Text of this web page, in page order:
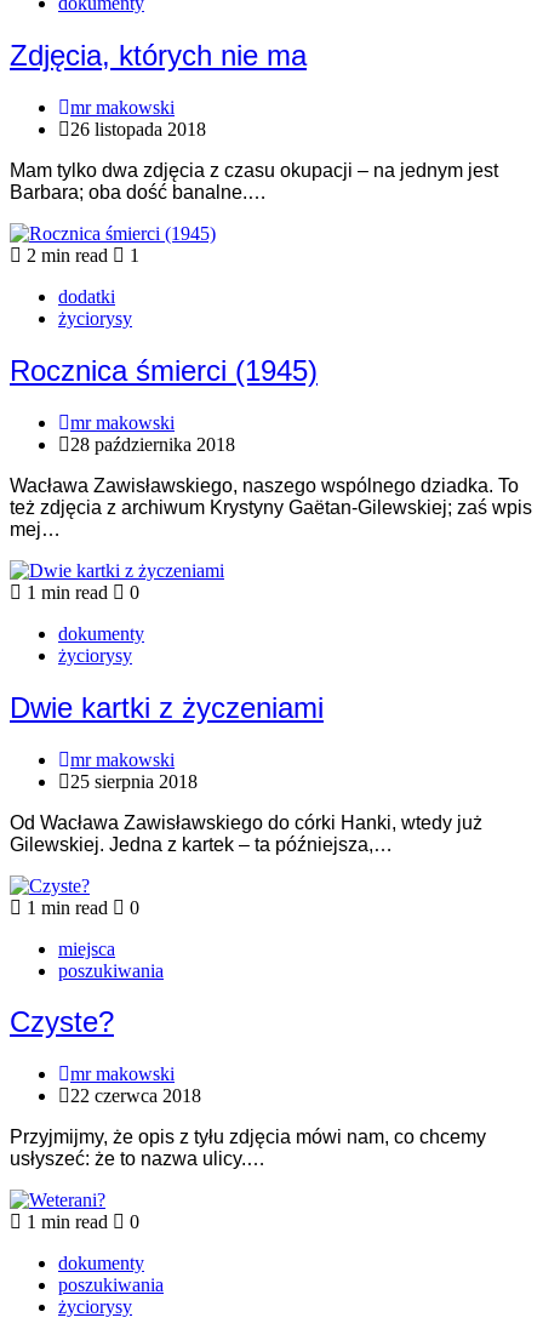
Zdjęcia, których nie ma
mr makowski
26 listopada 2018
Mam tylko dwa zdjęcia z czasu okupacji – na jednym jest
Barbara; oba dość banalne.…
2 min read
1
dodatki
życiorysy
Rocznica śmierci (1945)
mr makowski
28 października 2018
Wacława Zawisławskiego, naszego wspólnego dziadka. To
też zdjęcia z archiwum Krystyny Gaëtan-Gilewskiej; zaś wpis
mej…
1 min read
0
dokumenty
życiorysy
Dwie kartki z życzeniami
mr makowski
25 sierpnia 2018
Od Wacława Zawisławskiego do córki Hanki, wtedy już
Gilewskiej. Jedna z kartek – ta późniejsza,…
1 min read
0
miejsca
poszukiwania
Czyste?
mr makowski
22 czerwca 2018
Przyjmijmy, że opis z tyłu zdjęcia mówi nam, co chcemy
usłyszeć: że to nazwa ulicy.…
1 min read
0
dokumenty
poszukiwania
życiorysy